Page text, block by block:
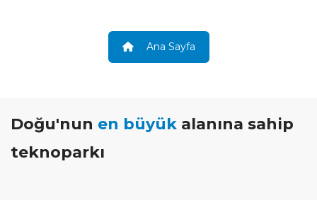
Ana Sayfa
Doğu'nun en büyük alanına sahip
teknoparkı